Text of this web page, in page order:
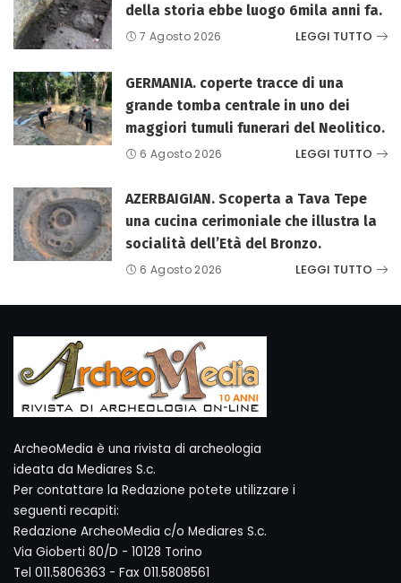
della storia ebbe luogo 6mila anni fa.
7 Agosto 2026 LEGGI TUTTO
GERMANIA. coperte tracce di una
grande tomba centrale in uno dei
maggiori tumuli funerari del Neolitico.
6 Agosto 2026 LEGGI TUTTO
AZERBAIGIAN. Scoperta a Tava Tepe
una cucina cerimoniale che illustra la
socialità dell’Età del Bronzo.
6 Agosto 2026 LEGGI TUTTO
ArcheoMedia è una rivista di archeologia
ideata da Mediares S.c.
Per contattare la Redazione potete utilizzare i
seguenti recapiti:
Redazione ArcheoMedia c/o Mediares S.c.
Via Gioberti 80/D - 10128 Torino
Tel 011.5806363 - Fax 011.5808561